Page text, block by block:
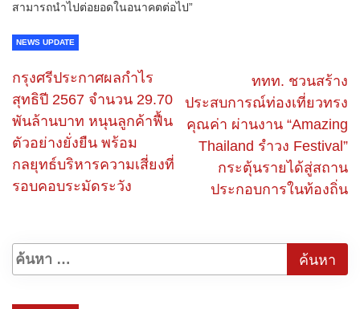
สามารถนำไปต่อยอดในอนาคตต่อไป”
NEWS UPDATE
กรุงศรีประกาศผลกำไร
สุทธิปี 2567 จำนวน 29.70
พันล้านบาท หนุนลูกค้าฟื้น
ตัวอย่างยั่งยืน พร้อม
กลยุทธ์บริหารความเสี่ยงที่
รอบคอบระมัดระวัง
ททท. ชวนสร้าง
ประสบการณ์ท่องเที่ยวทรง
คุณค่า ผ่านงาน “Amazing
Thailand รำวง Festival”
กระตุ้นรายได้สู่สถาน
ประกอบการในท้องถิ่น